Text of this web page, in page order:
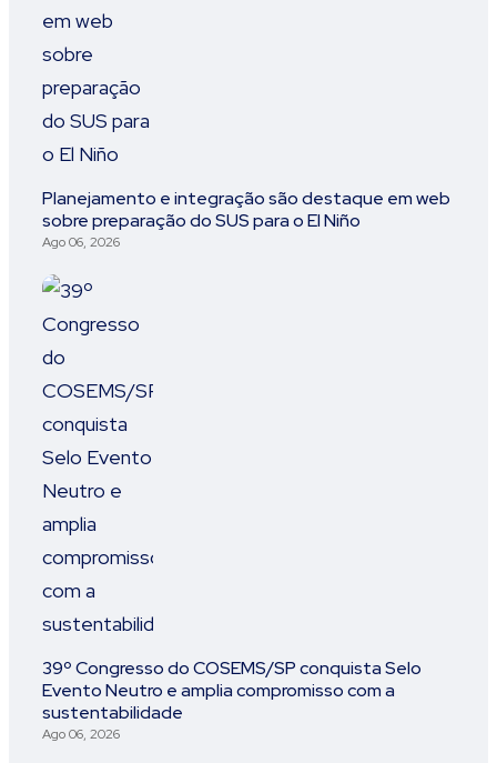
Planejamento e integração são destaque em web
sobre preparação do SUS para o El Niño
Ago 06, 2026
39º Congresso do COSEMS/SP conquista Selo
Evento Neutro e amplia compromisso com a
sustentabilidade
Ago 06, 2026